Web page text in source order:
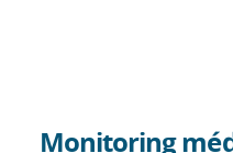
Monitoring